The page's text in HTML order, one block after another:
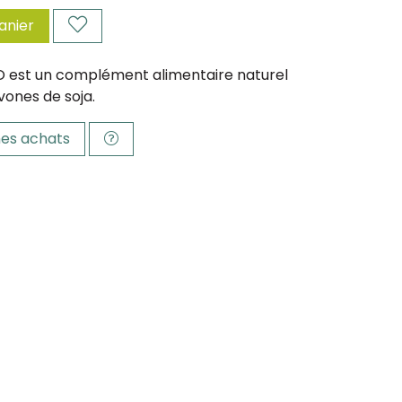
est un complément alimentaire naturel
de soja.
achats